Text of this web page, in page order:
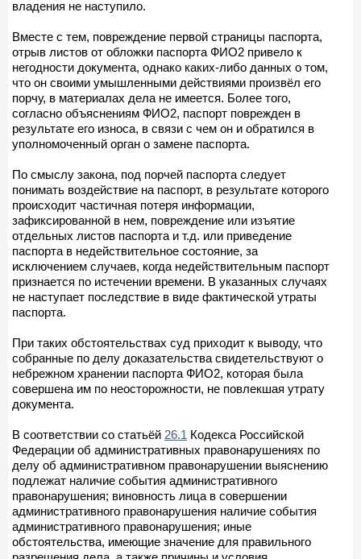
владения не наступило.
Вместе с тем, повреждение первой страницы паспорта,
отрыв листов от обложки паспорта ФИО2 привело к
негодности документа, однако каких-либо данных о том,
что он своими умышленными действиями произвёл его
порчу, в материалах дела не имеется. Более того,
согласно объяснениям ФИО2, паспорт поврежден в
результате его износа, в связи с чем он и обратился в
уполномоченный орган о замене паспорта.
По смыслу закона, под порчей паспорта следует
понимать воздействие на паспорт, в результате которого
происходит частичная потеря информации,
зафиксированной в нем, повреждение или изъятие
отдельных листов паспорта и т.д. или приведение
паспорта в недействительное состояние, за
исключением случаев, когда недействительным паспорт
признается по истечении времени. В указанных случаях
не наступает последствие в виде фактической утраты
паспорта.
При таких обстоятельствах суд приходит к выводу, что
собранные по делу доказательства свидетельствуют о
небрежном хранении паспорта ФИО2, которая была
совершена им по неосторожности, не повлекшая утрату
документа.
В соответствии со статьёй 26.1 Кодекса Российской
Федерации об административных правонарушениях по
делу об административном правонарушении выяснению
подлежат наличие события административного
правонарушения; виновность лица в совершении
административного правонарушения наличие события
административного правонарушения; иные
обстоятельства, имеющие значение для правильного